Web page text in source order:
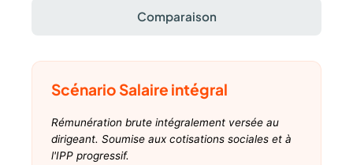
Comparaison
Scénario Salaire intégral
Rémunération brute intégralement versée au
dirigeant. Soumise aux cotisations sociales et à
l'IPP progressif.